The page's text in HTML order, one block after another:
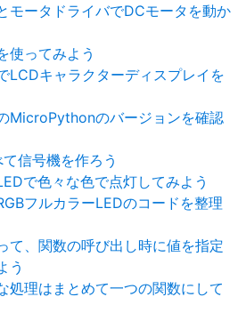
モータドライバでDCモータを動か
使ってみよう
LCDキャラクターディスプレイを
MicroPythonのバージョンを確認
信号機を作ろう
で色々な色で点灯してみよう
フルカラーLEDのコードを整理
て、関数の呼び出し時に値を指定
う
処理はまとめて一つの関数にして